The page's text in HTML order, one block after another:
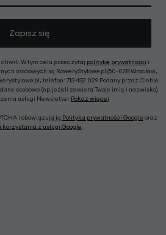
Zapisz się
W tym celu przeczytaj politykę prywatności i
osobowych są RoweryStylowe.pl (50-028 Wrocław,
telefon: 713 432 029. Podany przez Ciebie
osobowe (np. jeżeli zawiera Twoje imię i nazwisko).
usługi Newsletter Pokaż więcej
i obowiązują ją Polityka prywatności Google oraz
korzystania z usługi Google.